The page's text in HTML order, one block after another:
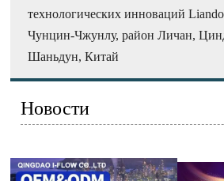
технологических инноваций
Чунцин-Чжунлу, район Личан,
Шаньдун, Китай
Новости